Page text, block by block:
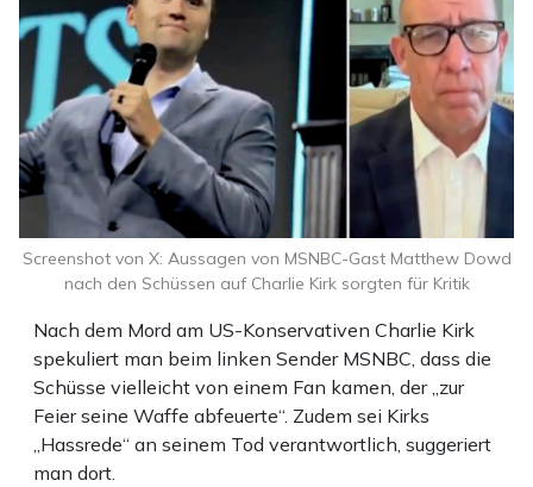
Nach dem Mord am US-Konservativen Charlie Kirk
spekuliert man beim linken Sender MSNBC, dass die
Schüsse vielleicht von einem Fan kamen, der „zur
Feier seine Waffe abfeuerte“. Zudem sei Kirks
„Hassrede“ an seinem Tod verantwortlich, suggeriert
man dort.
Screenshot von X: Aussagen von MSNBC-Gast Matthew Dowd
nach den Schüssen auf Charlie Kirk sorgten für Kritik